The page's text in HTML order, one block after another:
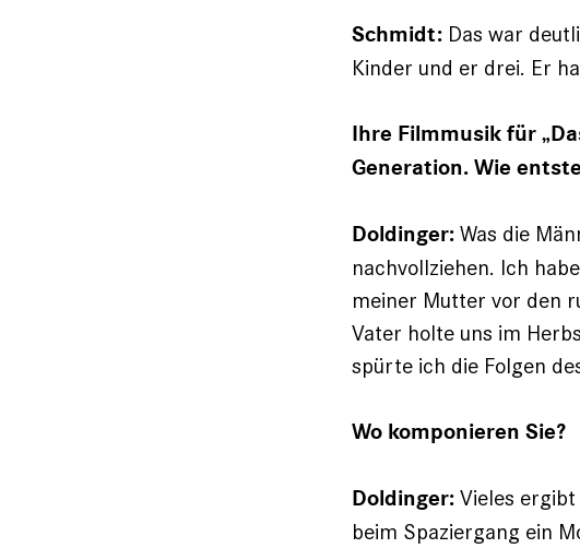
Schmidt: Das war
Kinder und er drei. Er
Ihre Filmmusik für
Generation. Wie
Doldinger:Was die
nachvollziehen. Ich
meiner Mutter vor den
Vater holte uns im
spürte ich die Folgen
Wo komponieren Sie?
Doldinger:Vieles
beim Spaziergang ein